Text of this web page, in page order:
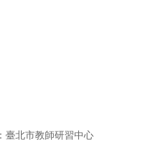
臺北市教師研習中心